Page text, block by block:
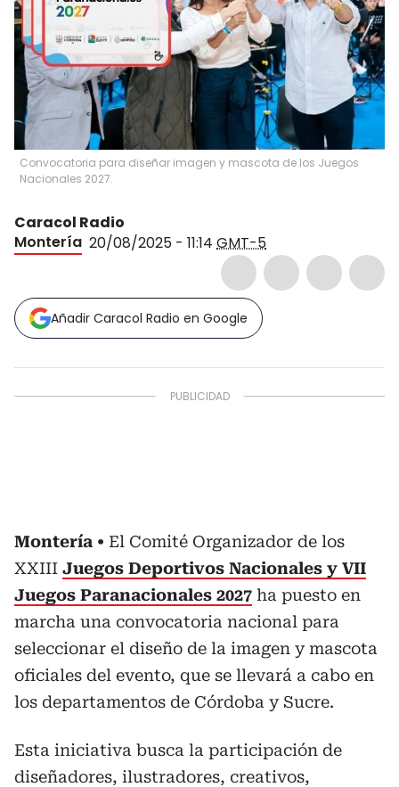
Convocatoria para diseñar imagen y mascota de los Juegos
Nacionales 2027.
Caracol Radio
Montería 20/08/2025 - 11:14 GMT-5
Añadir Caracol Radio en Google
Montería El Comité Organizador de los
XXIII Juegos Deportivos Nacionales y VII
Juegos Paranacionales 2027 ha puesto en
marcha una convocatoria nacional para
seleccionar el diseño de la imagen y mascota
oficiales del evento, que se llevará a cabo en
los departamentos de Córdoba y Sucre.
Esta iniciativa busca la participación de
diseñadores, ilustradores, creativos,